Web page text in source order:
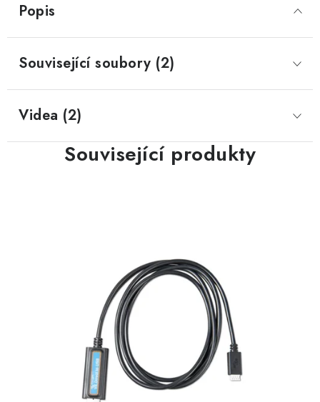
Popis
Související soubory (2)
Videa (2)
Související produkty